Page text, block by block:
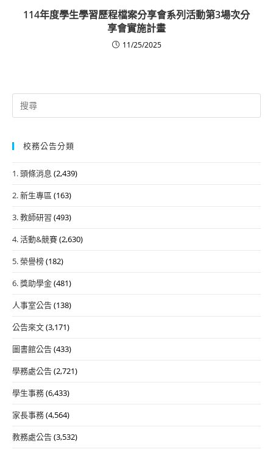
114年度學生學習歷程檔案分享會系列活動第3場次分
享會實施計畫
11/25/2025
Search
for:
校務公告分類
1. 頭條消息 (2,439)
2. 新生專區 (163)
3. 教師研習 (493)
4. 活動&競賽(2,630)
5. 榮譽榜(182)
6. 獎助學金(481)
人事室公告(138)
公告來文(3,171)
圖書館公告(433)
學務處公告(2,721)
學生事務(6,433)
家長事務(4,564)
教務處公告(3,532)